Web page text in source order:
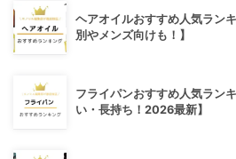
ヘアオイルおすすめ人気ラン
別やメンズ向けも！】
フライパンおすすめ人気ラン
い・長持ち！2026最新】